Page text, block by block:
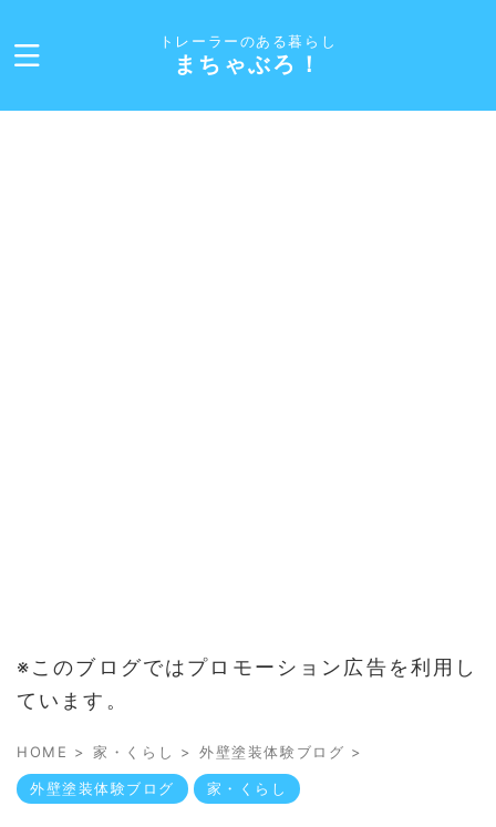
トレーラーのある暮らし
まちゃぶろ！
※このブログではプロモーション広告を利用し
ています。
HOME > 家・くらし > 外壁塗装体験ブログ >
外壁塗装体験ブログ 家・くらし